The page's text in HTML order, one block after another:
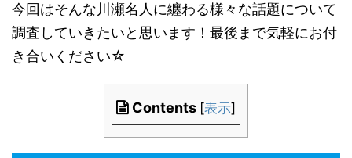
今回はそんな川瀬名人に纏わる様々な話題について
調査していきたいと思います！最後まで気軽にお付
き合いください☆
Contents [表示]